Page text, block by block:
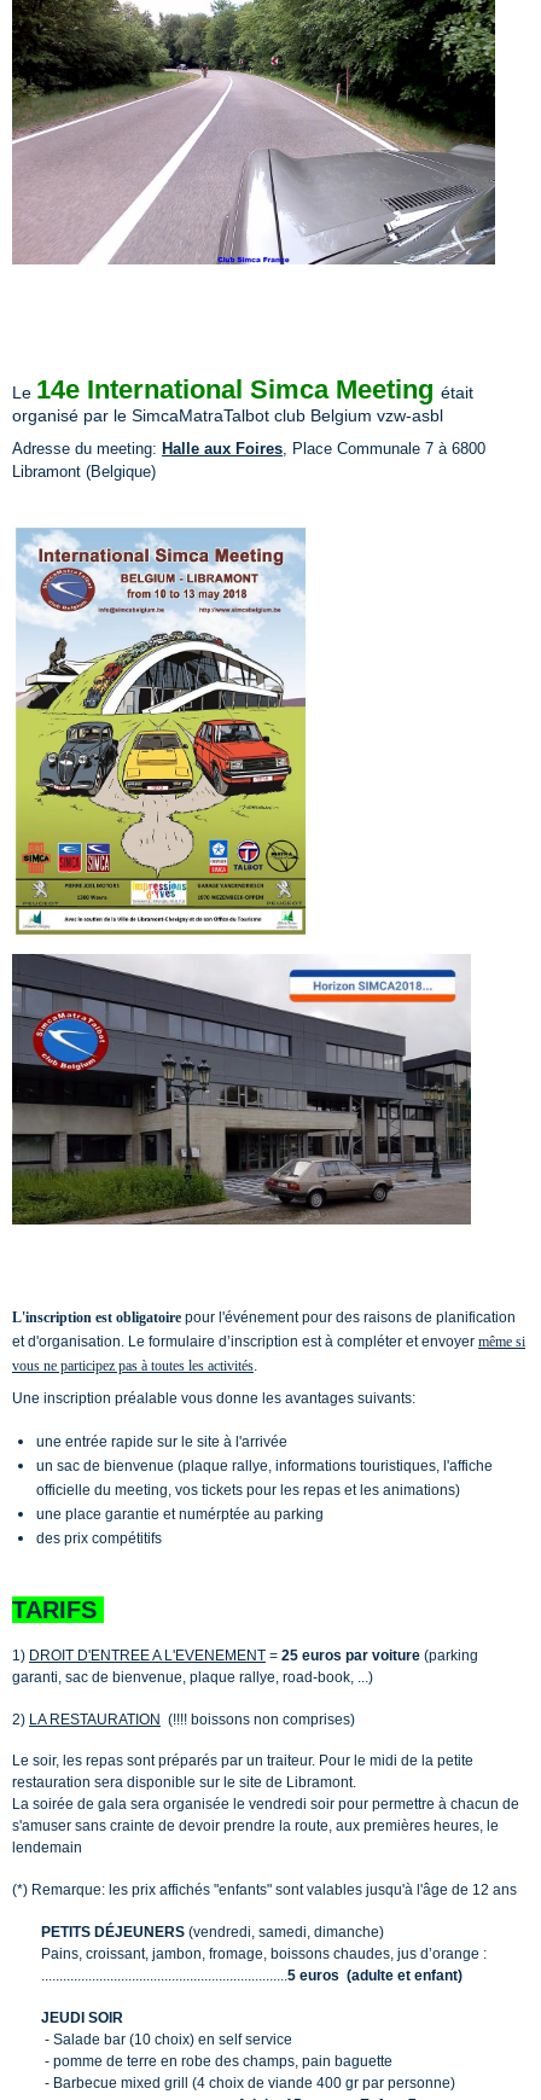
Le 14e International Simca Meeting était
organisé par le SimcaMatraTalbot club Belgium vzw-asbl
Adresse du meeting: Halle aux Foires, Place Communale 7 à 6800
Libramont (Belgique)
L'inscription est obligatoire pour l'événement pour des raisons de planification
et d'organisation. Le formulaire d’inscription est à compléter et envoyer même si
vous ne participez pas à toutes les activités.
Une inscription préalable vous donne les avantages suivants:
une entrée rapide sur le site à l'arrivée
un sac de bienvenue (plaque rallye, informations touristiques, l'affiche
officielle du meeting, vos tickets pour les repas et les animations)
une place garantie et numérptée au parking
des prix compétitifs
TARIFS
1) DROIT D'ENTREE A L'EVENEMENT = 25 euros par voiture (parking
garanti, sac de bienvenue, plaque rallye, road-book, ...)
2) LA RESTAURATION (!!!! boissons non comprises)
Le soir, les repas sont préparés par un traiteur. Pour le midi de la petite
restauration sera disponible sur le site de Libramont.
La soirée de gala sera organisée le vendredi soir pour permettre à chacun de
s'amuser sans crainte de devoir prendre la route, aux premières heures, le
lendemain
(*) Remarque: les prix affichés "enfants" sont valables jusqu'à l'âge de 12 ans
PETITS DÉJEUNERS (vendredi, samedi, dimanche)
Pains, croissant, jambon, fromage, boissons chaudes, jus d’orange :
....................................................................5 euros (adulte et enfant)
JEUDI SOIR
- Salade bar (10 choix) en self service
- pomme de terre en robe des champs, pain baguette
- Barbecue mixed grill (4 choix de viande 400 gr par personne)